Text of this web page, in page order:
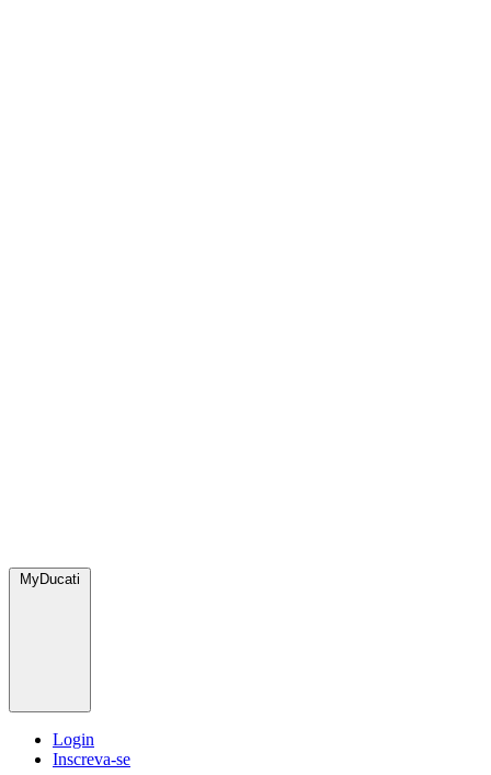
MyDucati
Login
Inscreva-se